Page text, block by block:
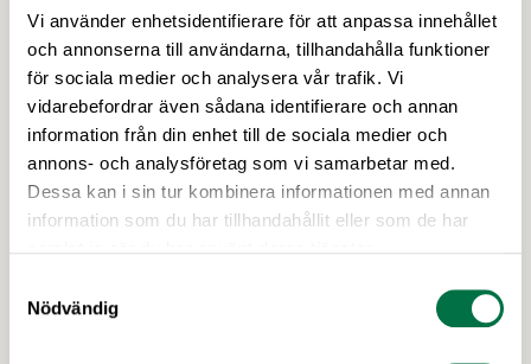
Vi använder enhetsidentifierare för att anpassa innehållet
och annonserna till användarna, tillhandahålla funktioner
för sociala medier och analysera vår trafik. Vi
vidarebefordrar även sådana identifierare och annan
information från din enhet till de sociala medier och
annons- och analysföretag som vi samarbetar med.
Dessa kan i sin tur kombinera informationen med annan
information som du har tillhandahållit eller som de har
Nödvändig
Årets Livsmedelsexportör är ett samarbete mellan
Livsmedelsföretagen och …
Nominera till Livsmedelspriset 2026 –